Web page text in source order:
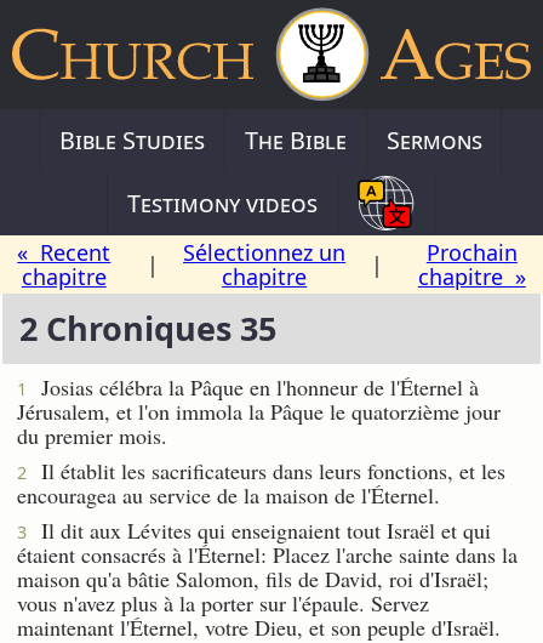
Bible Studies The Bible
Sermons
Testimony videos
« Recent
chapitre
|
Sélectionnez un
chapitre
|
Prochain
chapitre »
2 Chroniques 35
1
Josias célébra la Pâque en l'honneur de l'Éternel à
Jérusalem, et l'on immola la Pâque le quatorzième jour
du premier mois.
2
Il établit les sacrificateurs dans leurs fonctions, et les
encouragea au service de la maison de l'Éternel.
3
Il dit aux Lévites qui enseignaient tout Israël et qui
étaient consacrés à l'Éternel: Placez l'arche sainte dans la
maison qu'a bâtie Salomon, fils de David, roi d'Israël;
vous n'avez plus à la porter sur l'épaule. Servez
maintenant l'Éternel, votre Dieu, et son peuple d'Israël.